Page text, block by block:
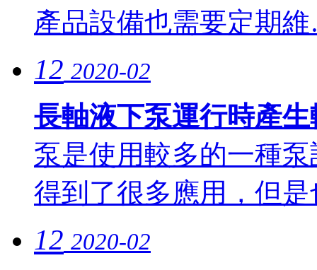
產品設備也需要定期
12 2020-02
長軸液下泵運行時產
泵是使用較多的一種
得到了很多應用，但
12 2020-02